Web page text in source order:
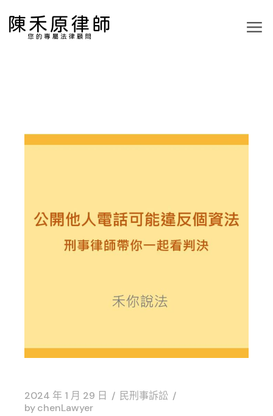
2024 年 1 月 29 日
民刑事訴訟
bychenLawyer